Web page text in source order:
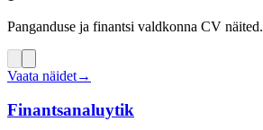
Panganduse ja finantsi valdkonna CV näited.
Vaata näidet→
Finantsanaluytik